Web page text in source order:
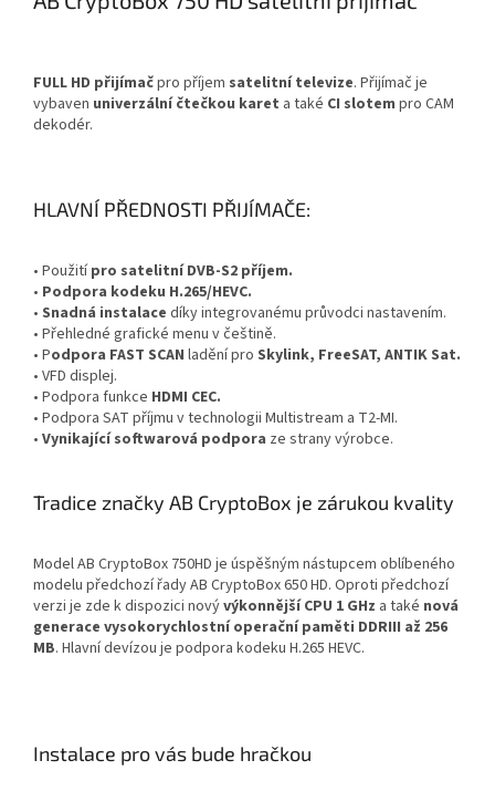
FULL HD přijímačpro příjem satelitnítelevize. Přijímač je
vybaven univerzální čtečkou karet a také CI slotem pro CAM
dekodér.
HLAVNÍ PŘEDNOSTI PŘIJÍMAČE:
• Použitípro satelitní DVB-S2 příjem.
• Podpora kodeku H.265/HEVC.
• Snadná instalace díky integrovanému průvodci nastavením.
• Přehledné grafické menu v češtině.
• Podpora FAST SCAN ladění pro Skylink, FreeSAT, ANTIK Sat.
• VFD displej.
• Podpora funkce HDMI CEC.
• Podpora SAT příjmu v technologii Multistream a T2-MI.
• Vynikající softwarová podpora ze strany výrobce.
Tradice značky AB CryptoBox je zárukou kvality
Model AB CryptoBox 750HD je úspěšným nástupcem oblíbeného
modelu předchozí řady AB CryptoBox 650 HD. Oproti předchozí
verzi je zde k dispozici novývýkonnější CPU 1 GHz a také nová
generace vysokorychlostní operační paměti DDRIII až 256
MB. Hlavní devízou je podpora kodeku H.265 HEVC.
Instalace pro vás bude hračkou